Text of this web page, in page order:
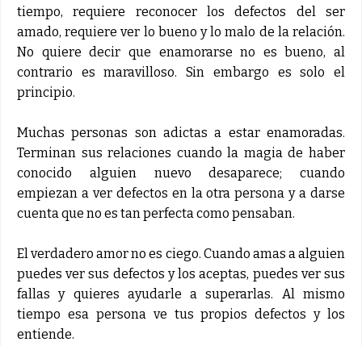
tiempo, requiere reconocer los defectos del ser
amado, requiere ver lo bueno y lo malo de la relación.
No quiere decir que enamorarse no es bueno, al
contrario es maravilloso. Sin embargo es solo el
principio.
Muchas personas son adictas a estar enamoradas.
Terminan sus relaciones cuando la magia de haber
conocido alguien nuevo desaparece; cuando
empiezan a ver defectos en la otra persona y a darse
cuenta que no es tan perfecta como pensaban.
El verdadero amor no es ciego. Cuando amas a alguien
puedes ver sus defectos y los aceptas, puedes ver sus
fallas y quieres ayudarle a superarlas. Al mismo
tiempo esa persona ve tus propios defectos y los
entiende.